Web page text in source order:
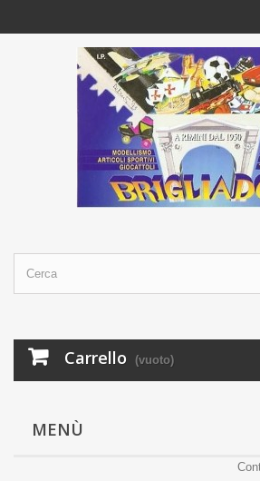
Carrello (vuoto)
MENÙ